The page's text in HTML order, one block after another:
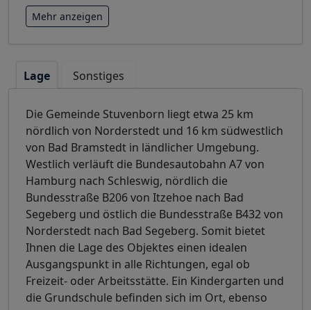
Mehr anzeigen
Lage Sonstiges
Die Gemeinde Stuvenborn liegt etwa 25 km
nördlich von Norderstedt und 16 km südwestlich
von Bad Bramstedt in ländlicher Umgebung.
Westlich verläuft die Bundesautobahn A7 von
Hamburg nach Schleswig, nördlich die
Bundesstraße B206 von Itzehoe nach Bad
Segeberg und östlich die Bundesstraße B432 von
Norderstedt nach Bad Segeberg. Somit bietet
Ihnen die Lage des Objektes einen idealen
Ausgangspunkt in alle Richtungen, egal ob
Freizeit- oder Arbeitsstätte. Ein Kindergarten und
die Grundschule befinden sich im Ort, ebenso